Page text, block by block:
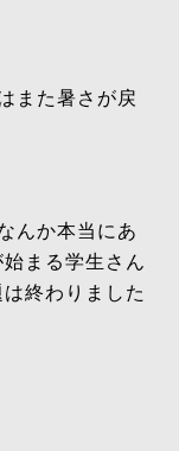
また暑さが戻
んか本当にあ
まる学生さん
は終わりました